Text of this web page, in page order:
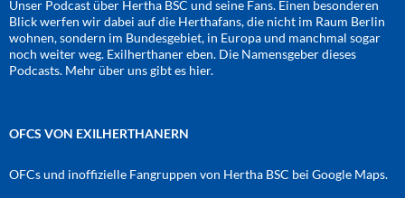
Unser Podcast über Hertha BSC und seine Fans. Einen besonderen
Blick werfen wir dabei auf die Herthafans, die nicht im Raum Berlin
wohnen, sondern im Bundesgebiet, in Europa und manchmal sogar
noch weiter weg. Exilherthaner eben. Die Namensgeber dieses
Podcasts. Mehr über uns gibt es hier.
OFCS VON EXILHERTHANERN
OFCs und inoffizielle Fangruppen von Hertha BSC bei Google Maps.